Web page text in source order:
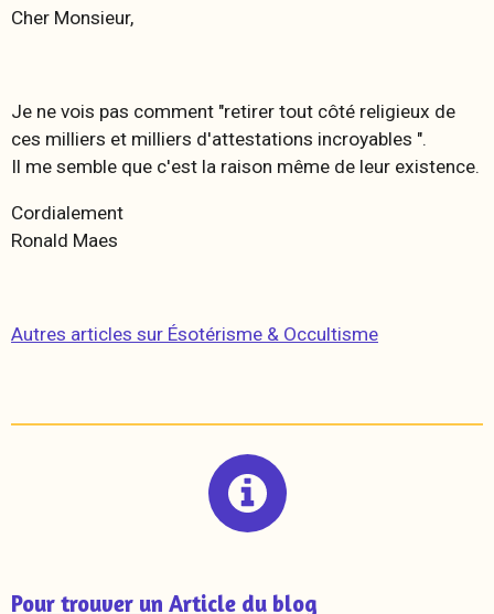
Cher Monsieur,
Je ne vois pas comment "retirer tout côté religieux de
ces milliers et milliers d'attestations incroyables ".
Il me semble que c'est la raison même de leur existence.
Cordialement
Ronald Maes
Autres articles sur Ésotérisme & Occultisme
Pour trouver un Article du blog